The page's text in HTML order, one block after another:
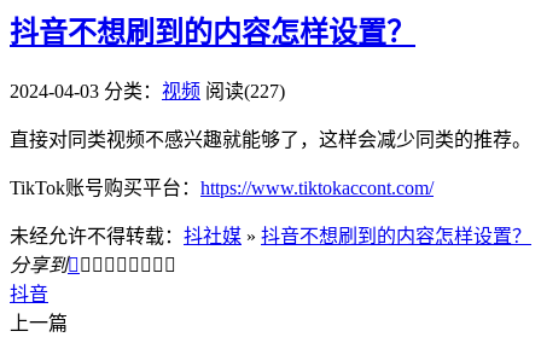
抖音不想刷到的内容怎样设置？
2024-04-03 分类： 视频 阅读(227)
直接对同类视频不感兴趣就能够了，这样会减少同类的推荐。
TikTok账号购买平台： https://www.tiktokaccont.com/
未经允许不得转载： 抖社媒 » 抖音不想刷到的内容怎样设置？
分享到        
抖音
上一篇